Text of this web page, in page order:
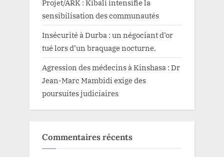
Projet/ARK : Kibali intensifie la
sensibilisation des communautés
Insécurité à Durba : un négociant d’or
tué lors d’un braquage nocturne.
Agression des médecins à Kinshasa : Dr
Jean-Marc Mambidi exige des
poursuites judiciaires
Commentaires récents